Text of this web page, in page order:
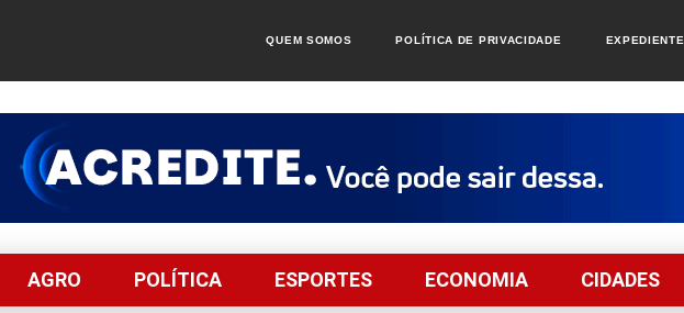
QUEM SOMOS POLÍTICA DE PRIVACIDADE EXPEDIENTE
AGRO POLÍTICA ESPORTES ECONOMIA CIDADES